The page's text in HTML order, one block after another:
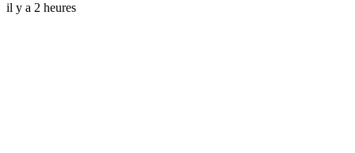
il y a 2 heures